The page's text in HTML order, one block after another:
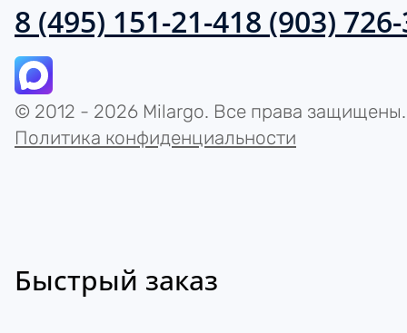
8 (495) 151-21-418 (903)
© 2012 - 2026 Milargo. Все права защищены.
Политика конфиденциальности
Быстрый заказ